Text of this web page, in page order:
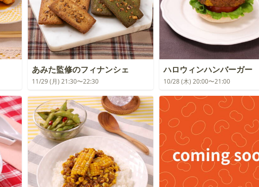
あみた監修のフィナンシェ
11/29 (月) 21:30〜22:30
ハロウィンハンバーガー
10/28 (木) 20:00〜21:00